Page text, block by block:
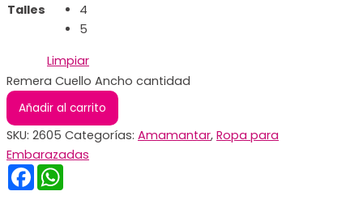
Talles
4
5
Limpiar
Remera Cuello Ancho cantidad
Añadir al carrito
SKU: 2605 Categorías: Amamantar, Ropa para
Embarazadas
Facebook